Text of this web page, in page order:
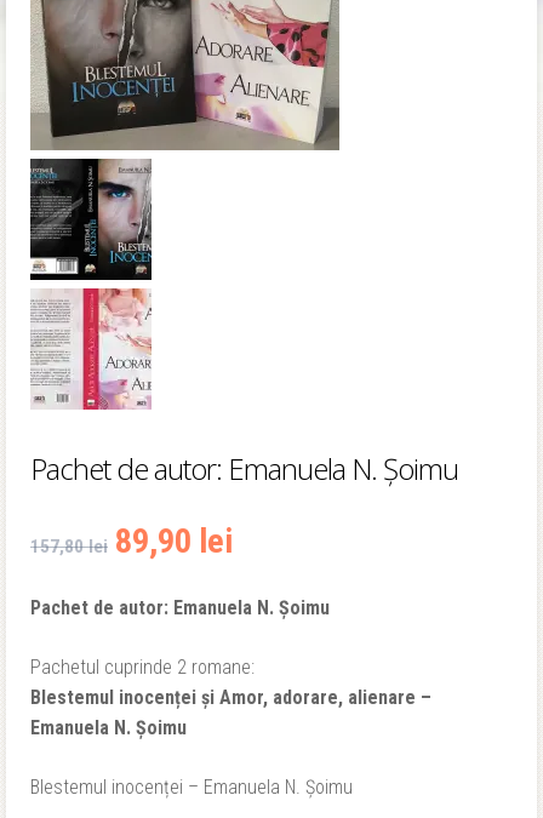
Pachet de autor: Emanuela N. Șoimu
157,80lei Prețul
inițial
fost:
157,80 lei.
89,90 lei
curent
89,90 lei.
Pachet de autor: Emanuela N. Șoimu
Pachetul cuprinde 2 romane:
Blestemul inocenței și Amor, adorare, alienare –
Emanuela N. Șoimu
Blestemul inocenței – Emanuela N. Șoimu